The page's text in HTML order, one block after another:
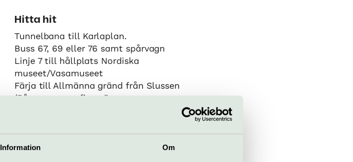
Information Om
Hitta hit
Tunnelbana till Karlaplan.
Buss 67, 69 eller 76 samt spårvagn
Linje 7 till hållplats Nordiska
museet/Vasamuseet
Färja till Allmänna gränd från Slussen
(På sommaren finns även en